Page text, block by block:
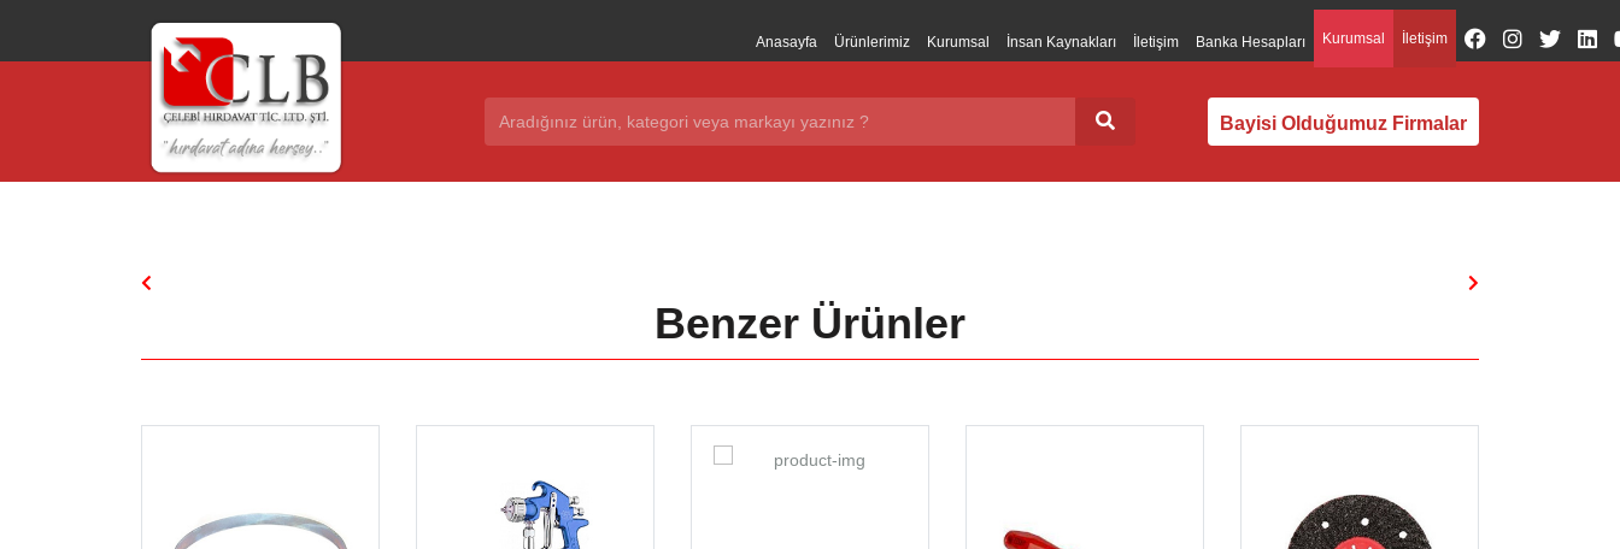
Anasayfa Ürünlerimiz Kurumsal İnsan Kaynakları İletişim Banka Hesapları Kurumsal İletişim
Bayisi Olduğumuz Firmalar
Benzer Ürünler